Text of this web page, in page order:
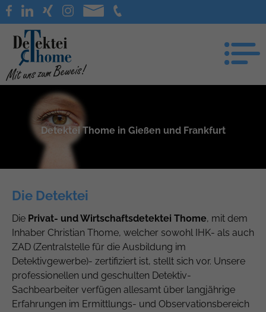
Detektei Thome in Gießen und Frankfurt
Die Detektei
Die Privat- und Wirtschaftsdetektei Thome, mit dem
Inhaber Christian Thome, welcher sowohl IHK- als auch
ZAD (Zentralstelle für die Ausbildung im
Detektivgewerbe)- zertifiziert ist, stellt sich vor. Unsere
professionellen und geschulten Detektiv-
Sachbearbeiter verfügen allesamt über langjährige
Erfahrungen im Ermittlungs- und Observationsbereich